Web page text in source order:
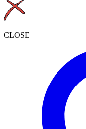
CLOSE